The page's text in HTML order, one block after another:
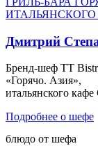
Дмитрий
Бренд-шеф TT
«Горячо. Азия»,
итальянского кафе
Подробнее о шефе
блюдо от шефа